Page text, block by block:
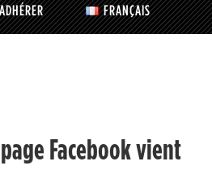
ADHÉRER FRANÇAIS
Facebook vient